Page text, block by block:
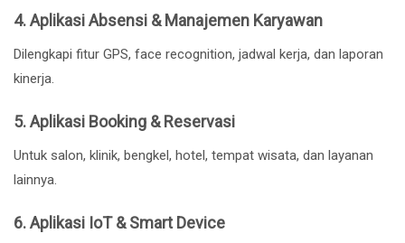
4. Aplikasi Absensi & Manajemen Karyawan
Dilengkapi fitur GPS, face recognition, jadwal kerja, dan laporan
kinerja.
5. Aplikasi Booking & Reservasi
Untuk salon, klinik, bengkel, hotel, tempat wisata, dan layanan
lainnya.
6. Aplikasi IoT & Smart Device